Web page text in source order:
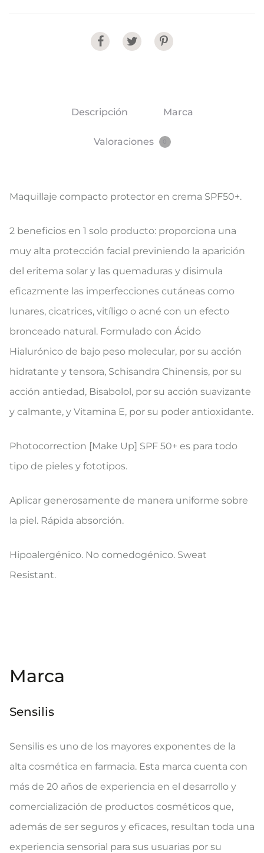
Share
Descripción Marca
Valoraciones
Maquillaje compacto protector en crema SPF50+.
2 beneficios en 1 solo producto: proporciona una
muy alta protección facial previniendo la aparición
del eritema solar y las quemaduras y disimula
eficazmente las imperfecciones cutáneas como
lunares, cicatrices, vitíligo o acné con un efecto
bronceado natural. Formulado con Ácido
Hialurónico de bajo peso molecular, por su acción
hidratante y tensora, Schisandra Chinensis, por su
acción antiedad, Bisabolol, por su acción suavizante
y calmante, y Vitamina E, por su poder antioxidante.
Photocorrection [Make Up] SPF 50+ es para todo
tipo de pieles y fototipos.
Aplicar generosamente de manera uniforme sobre
la piel. Rápida absorción.
Hipoalergénico. No comedogénico. Sweat
Resistant.
Marca
Sensilis
Sensilis es uno de los mayores exponentes de la
alta cosmética en farmacia. Esta marca cuenta con
más de 20 años de experiencia en el desarrollo y
comercialización de productos cosméticos que,
además de ser seguros y eficaces, resultan toda una
experiencia sensorial para sus usuarias por su